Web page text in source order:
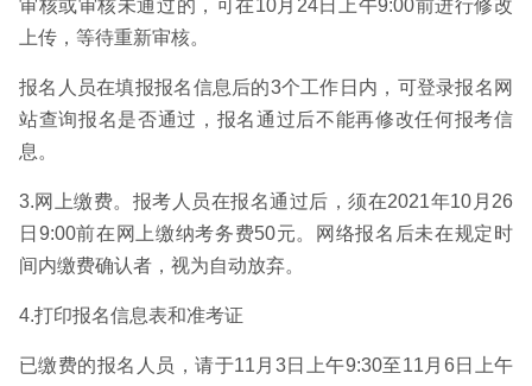
审核或审核未通过的，可在10月24日上午9:00前进行修改
上传，等待重新审核。
报名人员在填报报名信息后的3个工作日内，可登录报名网
站查询报名是否通过，报名通过后不能再修改任何报考信
息。
3.网上缴费。报考人员在报名通过后，须在2021年10月26
日9:00前在网上缴纳考务费50元。网络报名后未在规定时
间内缴费确认者，视为自动放弃。
4.打印报名信息表和准考证
已缴费的报名人员，请于11月3日上午9:30至11月6日上午